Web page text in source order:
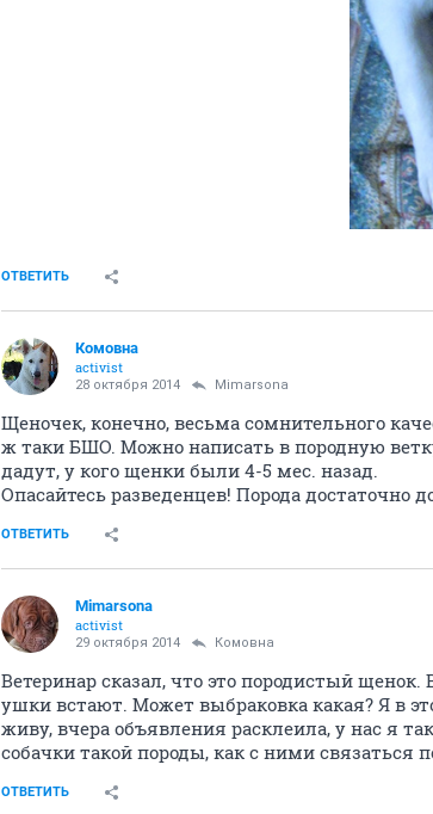
ОТВЕТИТЬ
Комовна
activist
28 октября 2014 Mimarsona
Щеночек, конечно, весьма сомнительного
ж таки БШО. Можно написать в породную
дадут, у кого щенки были 4-5 мес. назад.
Опасайтесь разведенцев! Порода
ОТВЕТИТЬ
Mimarsona
activist
29 октября 2014 Комовна
Ветеринар сказал, что это породистый
ушки встают. Может выбраковка какая? Я в
живу, вчера объявления расклеила, у нас я
собачки такой породы, как с ними связаться
ОТВЕТИТЬ